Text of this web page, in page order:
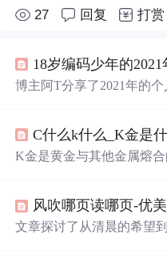
27 回复 打赏
博主阿T分享了2021年的
时，他也提到了面对焦虑
语、算法技能、编码实践
C什么k什么_K金是
K金是黄金与其他金属熔
粉色等不同颜色。由于纯
元素增加了强度和韧性，
风吹哪页读哪页-优
文章探讨了从清晨的希望